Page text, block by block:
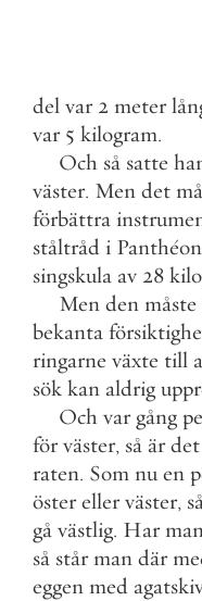
del var 2 meter
var 5 kilogram.
Och så satte
väster. Men det
förbättra
ståltråd i Panthéon
singskula av 28
Men den måste
bekanta
ringarne växte till
sök kan aldrig
Och var gång
för väster, så är det
raten. Som nu en
öster eller väster,
gå västlig. Har
så står man där
eggen med